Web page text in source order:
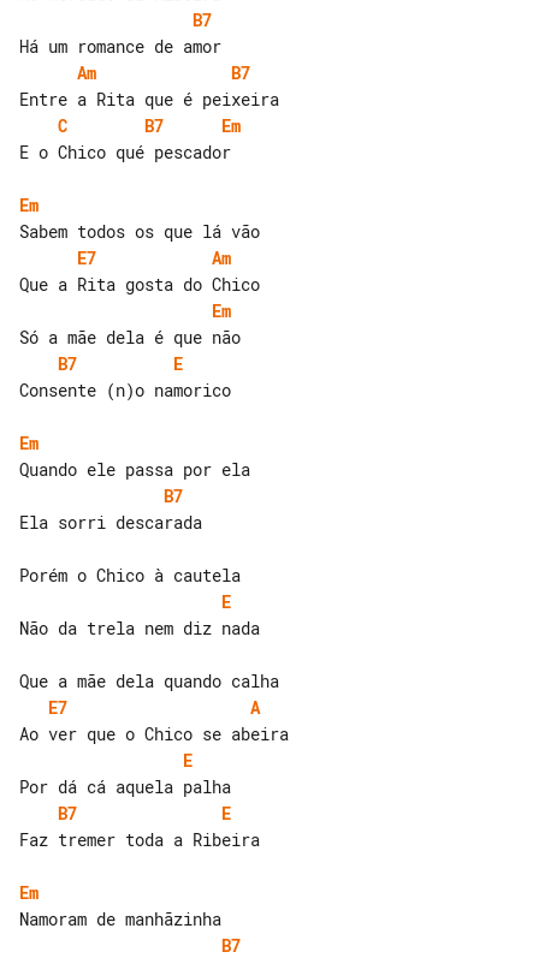
B7
Am
B7
C
B7
Em
E o Chico qué pescador
Em
E7
Am
Em
B7
E
Consente (n)o namorico
Em
B7
Ela sorri descarada
E
Não da trela nem diz nada
E7
A
E
B7
E
Faz tremer toda a Ribeira
Em
B7